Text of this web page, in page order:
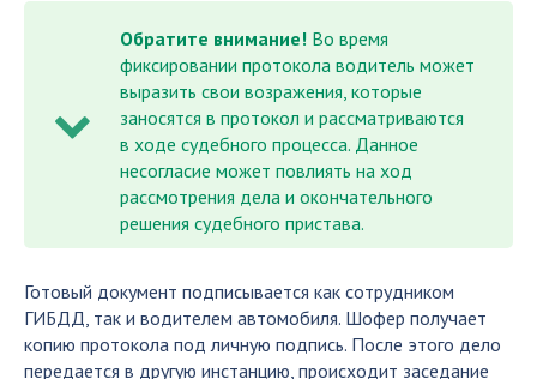
Обратите внимание! Во время
фиксировании протокола водитель может
выразить свои возражения, которые
заносятся в протокол и рассматриваются
в ходе судебного процесса. Данное
несогласие может повлиять на ход
рассмотрения дела и окончательного
решения судебного пристава.
Готовый документ подписывается как сотрудником
ГИБДД, так и водителем автомобиля. Шофер получает
копию протокола под личную подпись. После этого дело
передается в другую инстанцию, происходит заседание